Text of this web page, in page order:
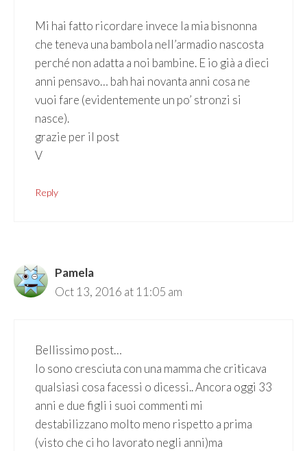
Mi hai fatto ricordare invece la mia bisnonna
che teneva una bambola nell’armadio nascosta
perché non adatta a noi bambine. E io già a dieci
anni pensavo… bah hai novanta anni cosa ne
vuoi fare (evidentemente un po’ stronzi si
nasce).
grazie per il post
V
Reply
Pamela
Oct 13, 2016 at 11:05 am
Bellissimo post…
Io sono cresciuta con una mamma che criticava
qualsiasi cosa facessi o dicessi.. Ancora oggi 33
anni e due figli i suoi commenti mi
destabilizzano molto meno rispetto a prima
(visto che ci ho lavorato negli anni)ma